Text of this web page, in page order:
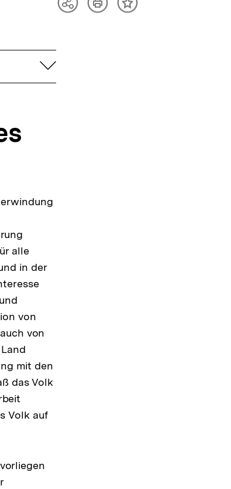
TeilenArtikelInhalt
aufklappen
alle
in der
von
von
mit den
das Volk
Volk auf